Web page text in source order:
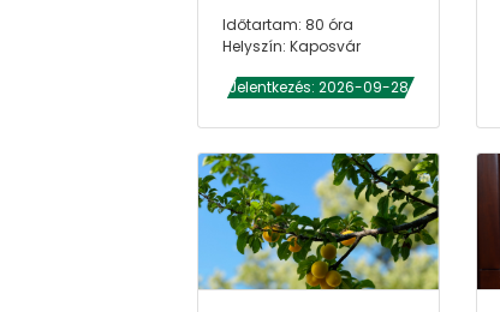
Időtartam: 80 óra
Helyszín: Kaposvár
Jelentkezés: 2026-09-28